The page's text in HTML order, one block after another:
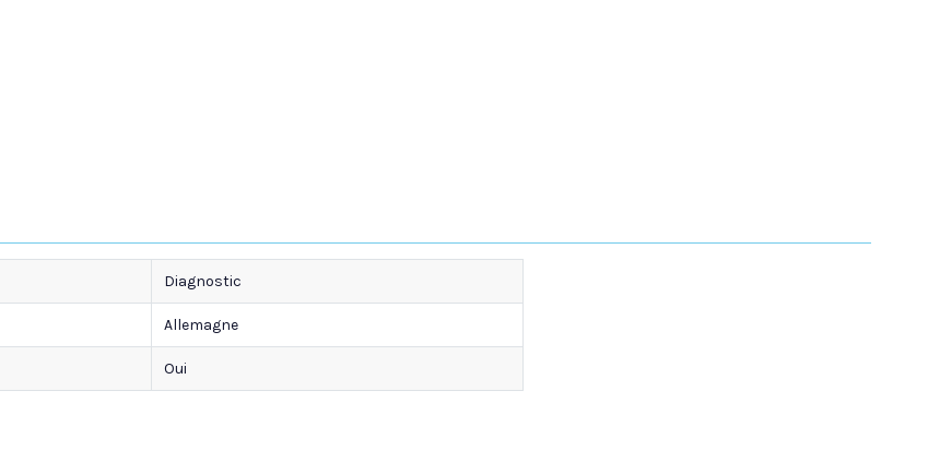
Diagnostic
Allemagne
Oui